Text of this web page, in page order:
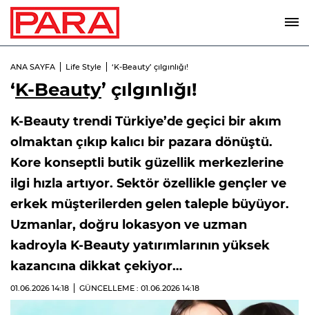
ANA SAYFA Life Style ‘K-Beauty’ çılgınlığı!
‘K-Beauty’ çılgınlığı!
K-Beauty trendi Türkiye’de geçici bir akım
olmaktan çıkıp kalıcı bir pazara dönüştü.
Kore konseptli butik güzellik merkezlerine
ilgi hızla artıyor. Sektör özellikle gençler ve
erkek müşterilerden gelen taleple büyüyor.
Uzmanlar, doğru lokasyon ve uzman
kadroyla K-Beauty yatırımlarının yüksek
kazancına dikkat çekiyor…
01.06.2026 14:18 GÜNCELLEME : 01.06.2026 14:18